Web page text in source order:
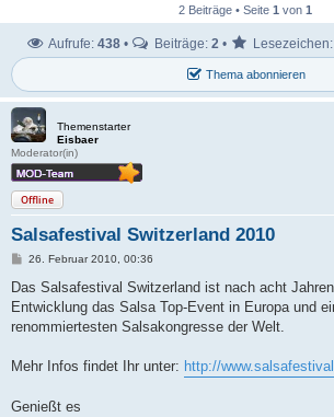
2 Beiträge • Seite 1 von 1
Thema abonnieren
Aufrufe: 438 • Beiträge: 2 • Lesezeichen:
Themenstarter
Eisbaer
Moderator(in)
Offline
Salsafestival Switzerland 2010
B
i
r
a
26. Februar 2010, 00:36
Das Salsafestival Switzerland ist nach acht
Entwicklung das Salsa Top-Event in Europa und
renommiertesten Salsakongresse der Welt.
Mehr Infos findet Ihr unter: http://
Genießt es